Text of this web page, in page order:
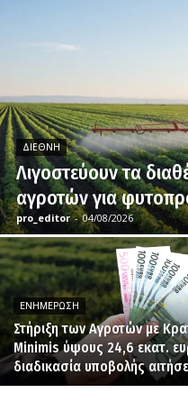
ΔΙΕΘΝΉ
Λιγοστεύουν τα
αγροτών για
pro_editor - 04/08/2026
ΕΝΗΜΈΡΩΣΗ
Στήριξη των Αγροτών με
Minimis ύψους 24,6 εκατ.
διαδικασία υποβολής